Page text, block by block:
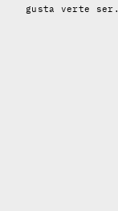
gusta verte ser.